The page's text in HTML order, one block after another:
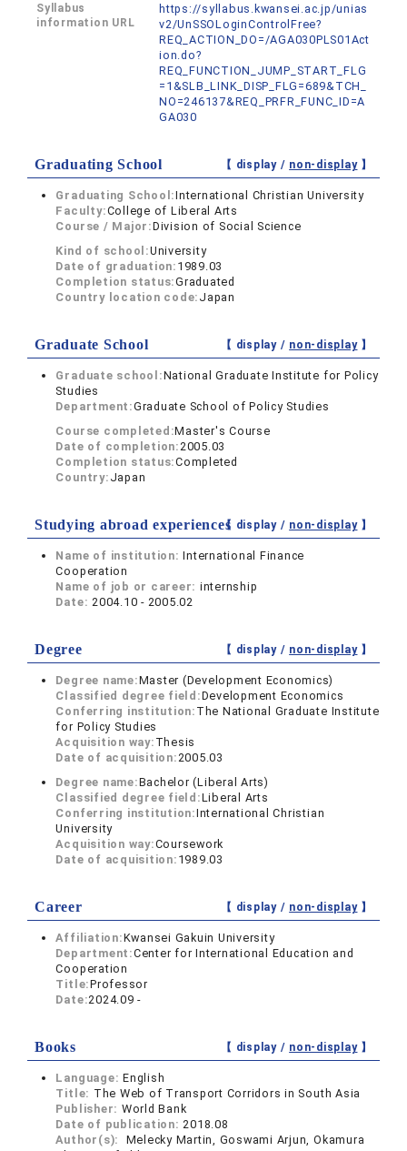
Syllabus
information URL
https://syllabus.kwansei.ac.jp/unias
v2/UnSSOLoginControlFree?
REQ_ACTION_DO=/AGA030PLS01Act
ion.do?
REQ_FUNCTION_JUMP_START_FLG
=1&SLB_LINK_DISP_FLG=689&TCH_
NO=246137&REQ_PRFR_FUNC_ID=A
GA030
Graduating School 【 display / non-display】
Graduating School:International Christian University
Faculty:College of Liberal Arts
Course / Major:Division of Social Science
Kind of school:University
Date of graduation: 1989.03
Completion status:Graduated
Country location code: Japan
Graduate School 【 display / non-display】
Graduate school:National Graduate Institute for Policy
Studies
Department:Graduate School of Policy Studies
Course completed:Master's Course
Date of completion: 2005.03
Completion status:Completed
Country: Japan
Studying abroad experiences【 display / non-display】
Name of institution:International Finance
Cooperation
Name of job or career: internship
Date: 2004.10 - 2005.02
Degree 【 display / non-display】
Degree name:Master (Development Economics)
Classified degree field:Development Economics
Conferring institution: The National Graduate Institute
for Policy Studies
Acquisition way: Thesis
Date of acquisition: 2005.03
Degree name:Bachelor (Liberal Arts)
Classified degree field:Liberal Arts
Conferring institution:International Christian
University
Acquisition way:Coursework
Date of acquisition: 1989.03
Career 【 display / non-display】
Affiliation:Kwansei Gakuin University
Department:Center for International Education and
Cooperation
Title:Professor
Date:2024.09 -
Books 【 display / non-display】
Language:English
Title: The Web of Transport Corridors in South Asia
Publisher: World Bank
Date of publication: 2018.08
Author(s):
Melecky Martin, Goswami Arjun, Okamura